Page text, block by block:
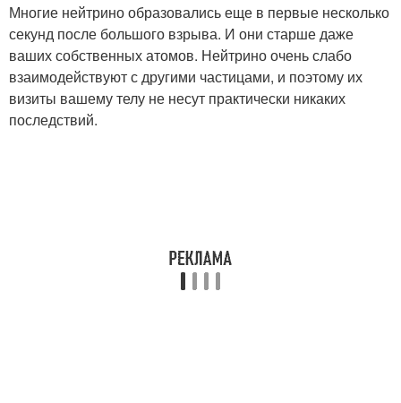
Многие нейтрино образовались еще в первые несколько
секунд после большого взрыва. И они старше даже
ваших собственных атомов. Нейтрино очень слабо
взаимодействуют с другими частицами, и поэтому их
визиты вашему телу не несут практически никаких
последствий.